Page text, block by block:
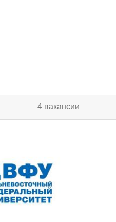
4 вакансии